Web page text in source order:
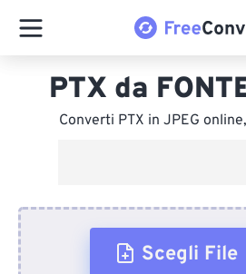
PTX da
Converti PTX in JPEG
Scegli File